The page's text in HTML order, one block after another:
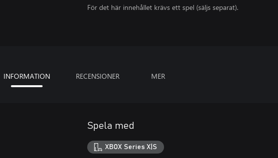
För det här innehållet krävs ett spel (säljs separat).
INFORMATION RECENSIONER MER
Spela med
XBOX Series X|S